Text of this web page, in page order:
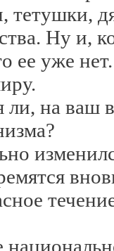
тетушки,
Ну и,
ее уже
на ваш